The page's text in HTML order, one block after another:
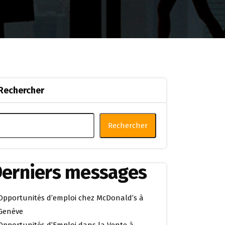
Rechercher
messages
d’emploi chez McDonald’s à